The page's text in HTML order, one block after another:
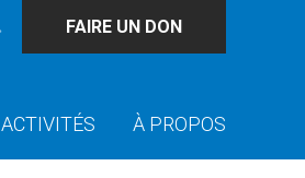
FAIRE UN DON
ACTIVITÉS À PROPOS